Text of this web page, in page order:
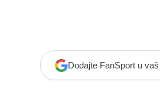
Dodajte FanSport u